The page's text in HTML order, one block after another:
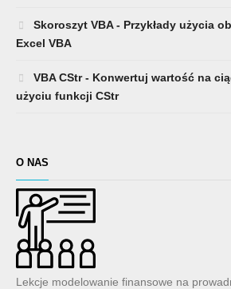
Skoroszyt VBA - Przykłady użycia
Excel VBA
VBA CStr - Konwertuj wartość na
użyciu funkcji CStr
O NAS
Lekcje modelowanie finansowe na